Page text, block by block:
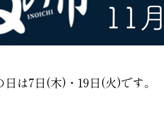
日は7日(木)・19日(火)です。